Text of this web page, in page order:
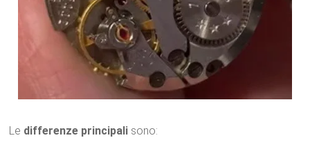
Le differenze principali sono: